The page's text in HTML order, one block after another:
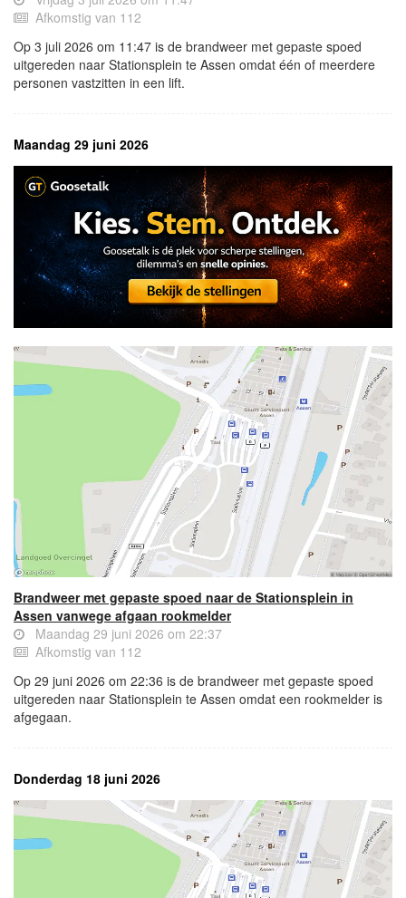
Afkomstig van 112
Op 3 juli 2026 om 11:47 is de brandweer met gepaste spoed
uitgereden naar Stationsplein te Assen omdat één of meerdere
personen vastzitten in een lift.
Maandag 29 juni 2026
Brandweer met gepaste spoed naar de Stationsplein in
Assen vanwege afgaan rookmelder
Maandag 29 juni 2026 om 22:37
Afkomstig van 112
Op 29 juni 2026 om 22:36 is de brandweer met gepaste spoed
uitgereden naar Stationsplein te Assen omdat een rookmelder is
afgegaan.
Donderdag 18 juni 2026